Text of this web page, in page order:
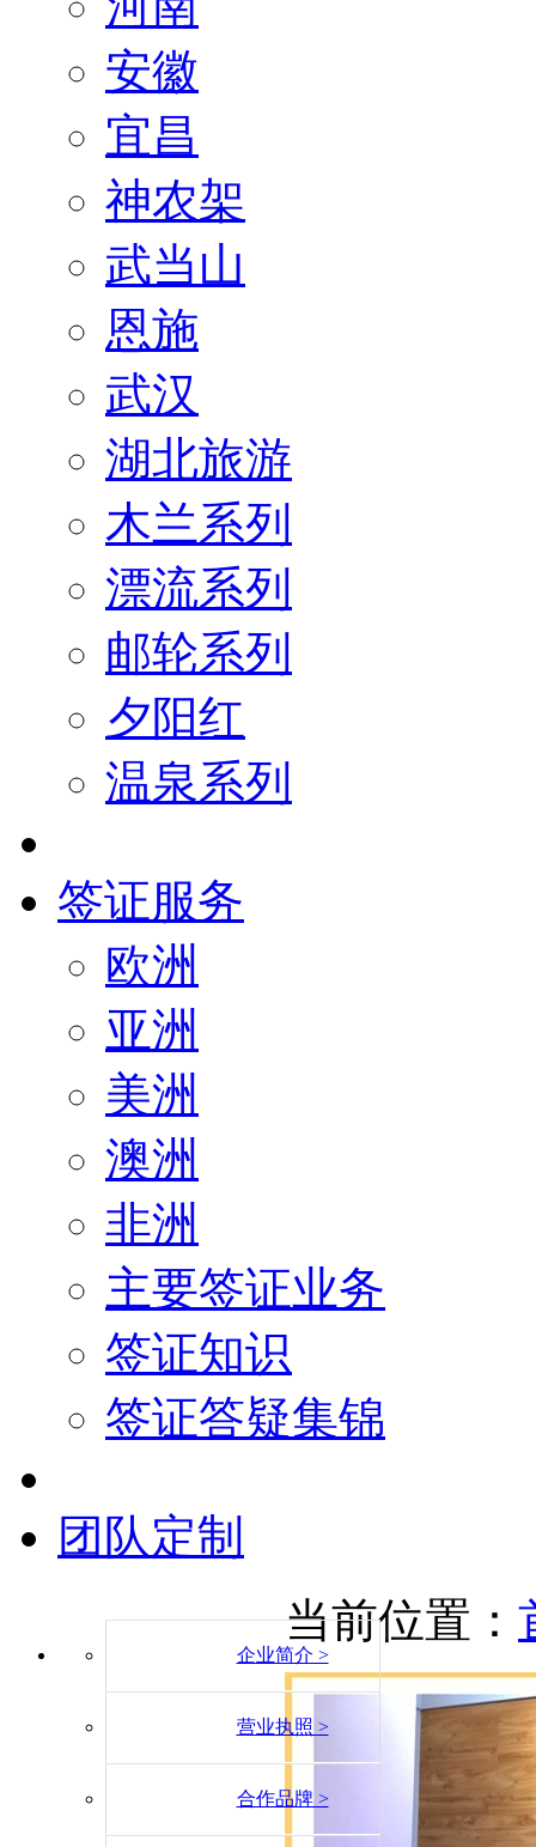
安徽
宜昌
神农架
武当山
恩施
武汉
湖北旅游
木兰系列
漂流系列
邮轮系列
夕阳红
温泉系列
签证服务
欧洲
亚洲
美洲
澳洲
非洲
主要签证业务
签证知识
签证答疑集锦
团队定制
企业简介 >
营业执照 >
合作品牌 >
当前位置：